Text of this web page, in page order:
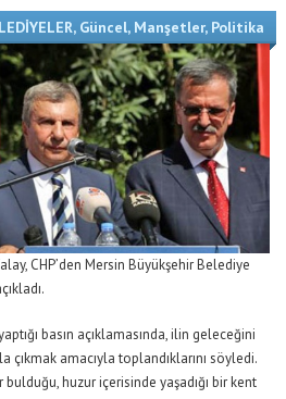
, Güncel, Manşetler, Politika
CHP’den Mersin Büyükşehir Belediye
basın açıklamasında, ilin geleceğini
amacıyla toplandıklarını söyledi.
huzur içerisinde yaşadığı bir kent